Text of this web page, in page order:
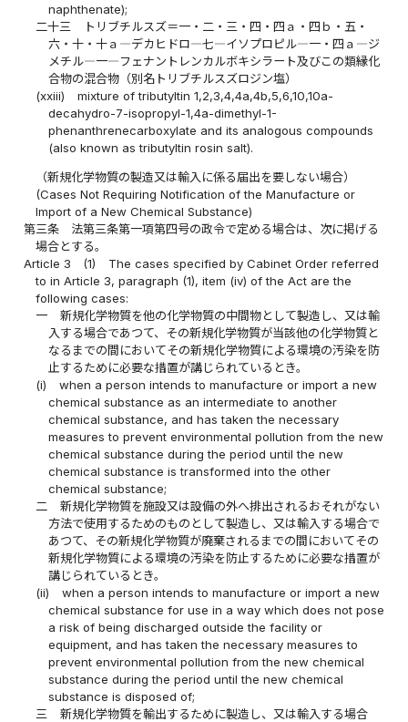
naphthenate);
二十三
トリブチルスズ＝一・二・三・四・四ａ・四ｂ・五・
六・十・十ａ―デカヒドロ―七―イソプロピル―一・四ａ―ジ
メチル―一―フェナントレンカルボキシラート及びこの類縁化
合物の混合物（別名トリブチルスズロジン塩）
(xxiii)
mixture of tributyltin 1,2,3,4,4a,4b,5,6,10,10a-
decahydro-7-isopropyl-1,4a-dimethyl-1-
phenanthrenecarboxylate and its analogous compounds
(also known as tributyltin rosin salt).
（新規化学物質の製造又は輸入に係る届出を要しない場合）
(Cases Not Requiring Notification of the Manufacture or
Import of a New Chemical Substance)
第三条
法第三条第一項第四号の政令で定める場合は、次に掲げる
場合とする。
Article 3
(1)
The cases specified by Cabinet Order referred
to in Article 3, paragraph (1), item (iv) of the Act are the
following cases:
一
新規化学物質を他の化学物質の中間物として製造し、又は輸
入する場合であつて、その新規化学物質が当該他の化学物質と
なるまでの間においてその新規化学物質による環境の汚染を防
止するために必要な措置が講じられているとき。
(i)
when a person intends to manufacture or import a new
chemical substance as an intermediate to another
chemical substance, and has taken the necessary
measures to prevent environmental pollution from the new
chemical substance during the period until the new
chemical substance is transformed into the other
chemical substance;
二
新規化学物質を施設又は設備の外へ排出されるおそれがない
方法で使用するためのものとして製造し、又は輸入する場合で
あつて、その新規化学物質が廃棄されるまでの間においてその
新規化学物質による環境の汚染を防止するために必要な措置が
講じられているとき。
(ii)
when a person intends to manufacture or import a new
chemical substance for use in a way which does not pose
a risk of being discharged outside the facility or
equipment, and has taken the necessary measures to
prevent environmental pollution from the new chemical
substance during the period until the new chemical
substance is disposed of;
三
新規化学物質を輸出するために製造し、又は輸入する場合